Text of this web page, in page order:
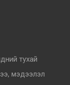
тухай
мэдээлэл